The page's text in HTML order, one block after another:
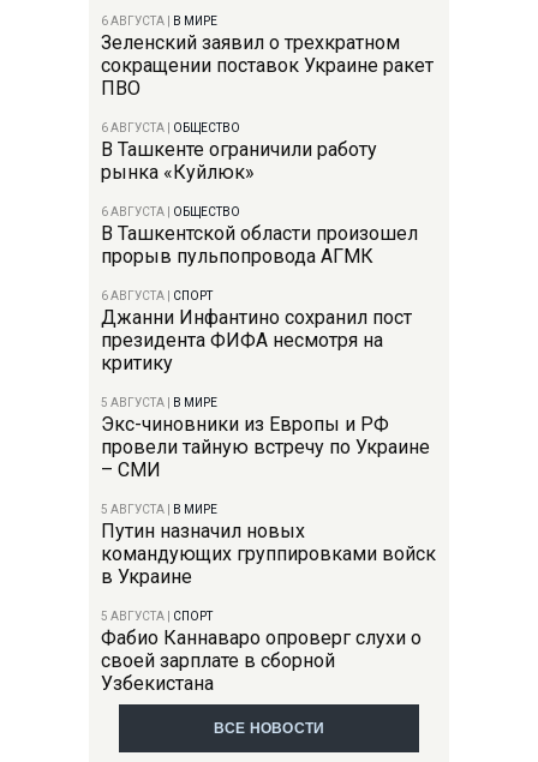
6 АВГУСТА В МИРЕ
Зеленский заявил о трехкратном
сокращении поставок Украине ракет
ПВО
6 АВГУСТА ОБЩЕСТВО
В Ташкенте ограничили работу
рынка «Куйлюк»
6 АВГУСТА ОБЩЕСТВО
В Ташкентской области произошел
прорыв пульпопровода АГМК
6 АВГУСТА СПОРТ
Джанни Инфантино сохранил пост
президента ФИФА несмотря на
критику
5 АВГУСТА В МИРЕ
Экс-чиновники из Европы и РФ
провели тайную встречу по Украине
– СМИ
5 АВГУСТА В МИРЕ
Путин назначил новых
командующих группировками войск
в Украине
5 АВГУСТА СПОРТ
Фабио Каннаваро опроверг слухи о
своей зарплате в сборной
Узбекистана
ВСЕ НОВОСТИ